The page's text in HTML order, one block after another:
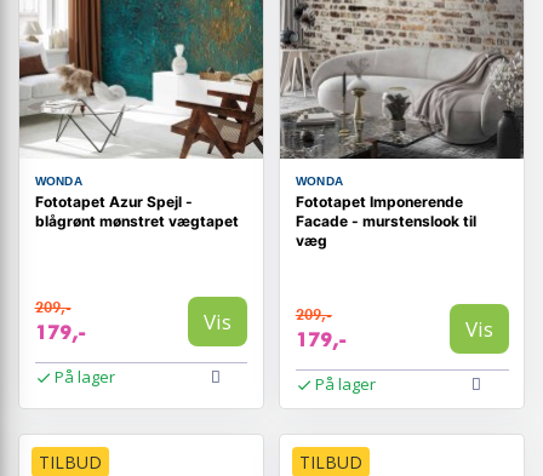
WONDA
Fototapet Azur Spejl -
blågrønt mønstret vægtapet
209,-
179,- Vis
På lager
WONDA
Fototapet Imponerende
Facade - murstenslook til
væg
209,-
179,- Vis
På lager
TILBUD TILBUD